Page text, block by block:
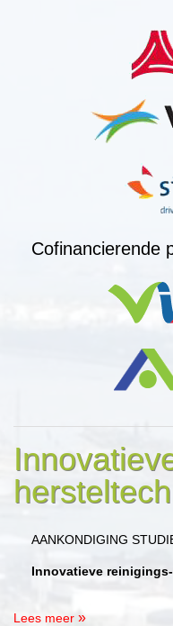
Cofinancierende
AANKONDIGING
Innovatieve
Lees meer